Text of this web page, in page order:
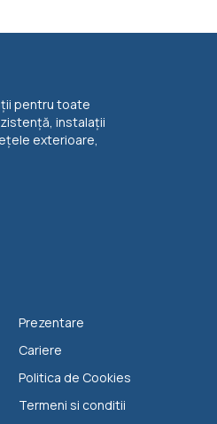
pentru toate
instalații
exterioare,
Prezentare
Cariere
Politica de Cookies
Termeni si conditii